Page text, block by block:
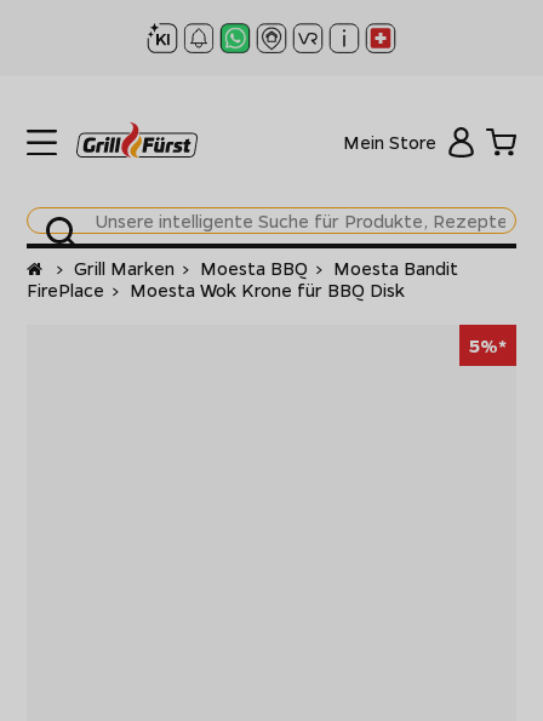
Mein Store
Startseite
> Grill Marken > Moesta BBQ > Moesta Bandit
FirePlace > Moesta Wok Krone für BBQ Disk
5%*